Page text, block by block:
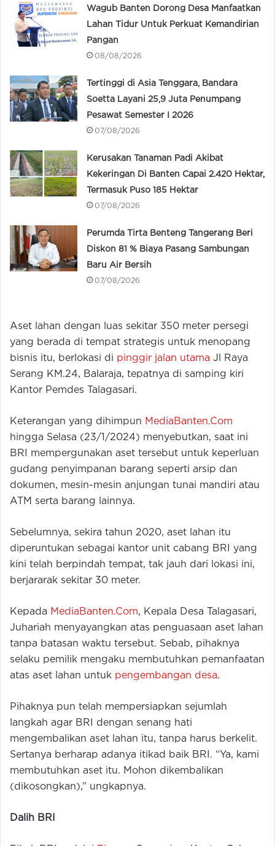
Wagub Banten Dorong Desa Manfaatkan
Lahan Tidur Untuk Perkuat Kemandirian
Pangan
08/08/2026
Tertinggi di Asia Tenggara, Bandara
Soetta Layani 25,9 Juta Penumpang
Pesawat Semester I 2026
07/08/2026
Kerusakan Tanaman Padi Akibat
Kekeringan Di Banten Capai 2.420 Hektar,
Termasuk Puso 185 Hektar
07/08/2026
Perumda Tirta Benteng Tangerang Beri
Diskon 81 % Biaya Pasang Sambungan
Baru Air Bersih
07/08/2026
Aset lahan dengan luas sekitar 350 meter persegi
yang berada di tempat strategis untuk menopang
bisnis itu, berlokasi di pinggir jalan utama Jl Raya
Serang KM.24, Balaraja, tepatnya di samping kiri
Kantor Pemdes Talagasari.
Keterangan yang dihimpun MediaBanten.Com
hingga Selasa (23/1/2024) menyebutkan, saat ini
BRI mempergunakan aset tersebut untuk keperluan
gudang penyimpanan barang seperti arsip dan
dokumen, mesin-mesin anjungan tunai mandiri atau
ATM serta barang lainnya.
Sebelumnya, sekira tahun 2020, aset lahan itu
diperuntukan sebagai kantor unit cabang BRI yang
kini telah berpindah tempat, tak jauh dari lokasi ini,
berjararak sekitar 30 meter.
Kepada MediaBanten.Com, Kepala Desa Talagasari,
Juhariah menyayangkan atas penguasaan aset lahan
tanpa batasan waktu tersebut. Sebab, pihaknya
selaku pemilik mengaku membutuhkan pemanfaatan
atas aset lahan untuk pengembangan desa.
Pihaknya pun telah mempersiapkan sejumlah
langkah agar BRI dengan senang hati
mengembalikan aset lahan itu, tanpa harus berkelit.
Sertanya berharap adanya itikad baik BRI. “Ya, kami
membutuhkan aset itu. Mohon dikembalikan
(dikosongkan),” ungkapnya.
Dalih BRI